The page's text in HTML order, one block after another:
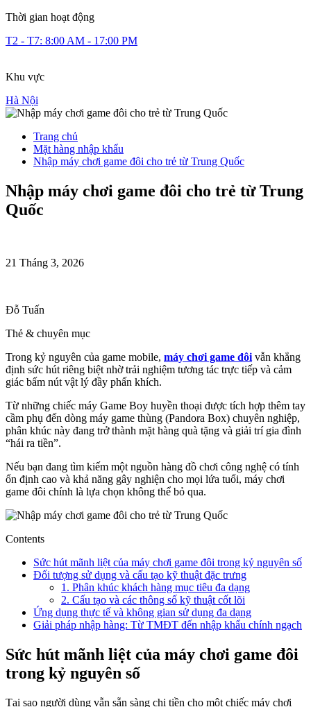
Thời gian hoạt động
T2 - T7: 8:00 AM - 17:00 PM
Khu vực
Hà Nội
Trang chủ
Mặt hàng nhập khẩu
Nhập máy chơi game đôi cho trẻ từ Trung Quốc
Nhập máy chơi game đôi cho trẻ từ Trung
Quốc
21 Tháng 3, 2026
Đỗ Tuấn
Thẻ & chuyên mục
Trong kỷ nguyên của game mobile, máy chơi game đôi vẫn khẳng
định sức hút riêng biệt nhờ trải nghiệm tương tác trực tiếp và cảm
giác bấm nút vật lý đầy phấn khích.
Từ những chiếc máy Game Boy huyền thoại được tích hợp thêm tay
cầm phụ đến dòng máy game thùng (Pandora Box) chuyên nghiệp,
phân khúc này đang trở thành mặt hàng quà tặng và giải trí gia đình
“hái ra tiền”.
Nếu bạn đang tìm kiếm một nguồn hàng đồ chơi công nghệ có tính
ổn định cao và khả năng gây nghiện cho mọi lứa tuổi, máy chơi
game đôi chính là lựa chọn không thể bỏ qua.
Contents
Sức hút mãnh liệt của máy chơi game đôi trong kỷ nguyên số
Đối tượng sử dụng và cấu tạo kỹ thuật đặc trưng
1. Phân khúc khách hàng mục tiêu đa dạng
2. Cấu tạo và các thông số kỹ thuật cốt lõi
Ứng dụng thực tế và không gian sử dụng đa dạng
Giải pháp nhập hàng: Từ TMĐT đến nhập khẩu chính ngạch
Sức hút mãnh liệt của máy chơi game đôi
trong kỷ nguyên số
Tại sao người dùng vẫn sẵn sàng chi tiền cho một chiếc máy chơi